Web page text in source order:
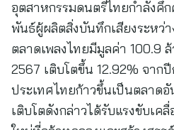
อุตสาหกรรมดนตรีไทยกำลังคึ
พันธ์ผู้ผลิตสิ่งบันทึกเสียงระหว่า
ตลาดเพลงไทยมีมูลค่า 100.9
2567 เติบโตขึ้น 12.92% จาก
ประเทศไทยก้าวขึ้นเป็นตลาด
เติบโตดังกล่าวได้รับแรงขับเ